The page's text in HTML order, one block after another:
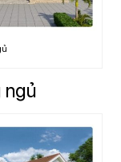
ngủ